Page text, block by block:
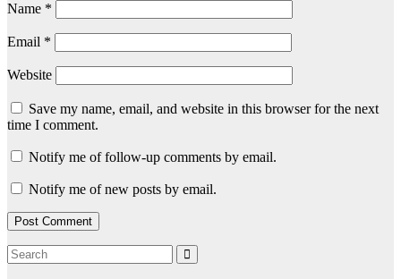
Name *
Email *
Website
Save my name, email, and website in this browser for the next
time I comment.
Notify me of follow-up comments by email.
Notify me of new posts by email.